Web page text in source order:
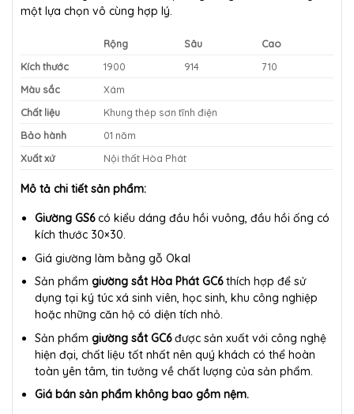
một lựa chọn vô cùng hợp lý.
Rộng Sâu
Cao
Kích thước
1900 914
710
Màu sắc
Xám
Chất liệu
Khung thép sơn tĩnh điện
Bảo hành
01 năm
Xuất xứ
Nội thất Hòa Phát
Mô tả chi tiết sản phẩm:
Giường GS6có kiểu dáng đầu hồi vuông, đầu hồi ống có
kích thước 30×30.
Giá giường làm bằng gỗ Okal
Sản phẩmgiường sắt Hòa Phát GC6thích hợp để sử
dụng tại ký túc xá sinh viên, học sinh, khu công nghiệp
hoặc những căn hộ có diện tích nhỏ.
Sản phẩmgiường sắt GC6được sản xuất với công nghệ
hiện đại, chất liệu tốt nhất nên quý khách có thể hoàn
toàn yên tâm, tin tưởng về chất lượng của sản phẩm.
Giá bán sản phẩm không bao gồm nệm.